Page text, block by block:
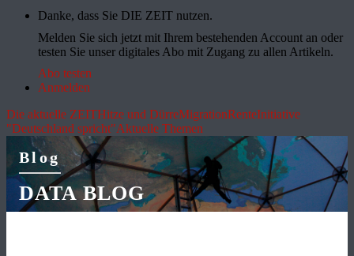
Danke, dass Sie DIE ZEIT nutzen.
Melden Sie sich jetzt mit Ihrem bestehenden Account an oder
testen Sie unser digitales Abo mit Zugang zu allen Artikeln.
Abo testen
Anmelden
Die aktuelle ZEITHitze und DürreMigrationRenteInitiative
"Deutschland spricht"Aktuelle Themen
Blog
DATA BLOG